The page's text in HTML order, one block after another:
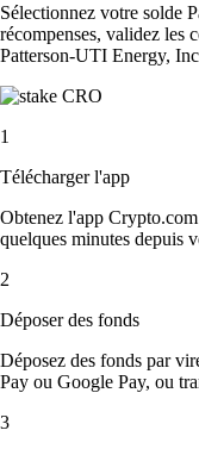
Sélectionnez votre solde
récompenses, validez les
Patterson-UTI Energy,
1
Télécharger l'app
Obtenez l'app
quelques minutes depuis
2
Déposer des fonds
Déposez des fonds par
Pay ou Google Pay, ou
3